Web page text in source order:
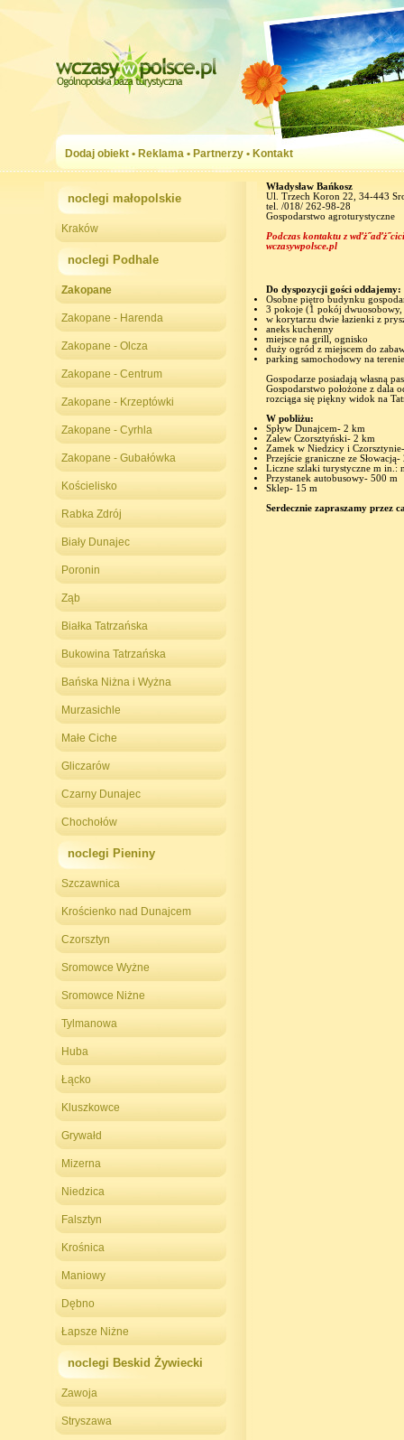
Dodaj obiekt • Reklama • Partnerzy • Kontakt
noclegi małopolskie
Kraków
noclegi Podhale
Zakopane
Zakopane - Harenda
Zakopane - Olcza
Zakopane - Centrum
Zakopane - Krzeptówki
Zakopane - Cyrhla
Zakopane - Gubałówka
Kościelisko
Rabka Zdrój
Biały Dunajec
Poronin
Ząb
Białka Tatrzańska
Bukowina Tatrzańska
Bańska Niżna i Wyżna
Murzasichle
Małe Ciche
Gliczarów
Czarny Dunajec
Chochołów
noclegi Pieniny
Szczawnica
Krościenko nad Dunajcem
Czorsztyn
Sromowce Wyżne
Sromowce Niżne
Tylmanowa
Huba
Łącko
Kluszkowce
Grywałd
Mizerna
Niedzica
Falsztyn
Krośnica
Maniowy
Dębno
Łapsze Niżne
noclegi Beskid Żywiecki
Zawoja
Stryszawa
Władysław Bańkosz
Ul. Trzech Koron 22, 34-443
tel. /018/ 262-98-28
Gospodarstwo agroturystyczne
Podczas kontaktu z
wczasywpolsce.pl
Do dyspozycji gości oddajemy:
Osobne piętro budynku
3 pokoje (1 pokój
w korytarzu dwie łazienki z
aneks kuchenny
miejsce na grill, ognisko
duży ogród z miejscem do
parking samochodowy na
Gospodarze posiadają własną
Gospodarstwo położone z dala
rozciąga się piękny widok na
W pobliżu:
Spływ Dunajcem- 2 km
Zalew Czorsztyński- 2 km
Zamek w Niedzicy i
Przejście graniczne ze
Liczne szlaki turystyczne m in.:
Przystanek autobusowy- 500 m
Sklep- 15 m
Serdecznie zapraszamy przez